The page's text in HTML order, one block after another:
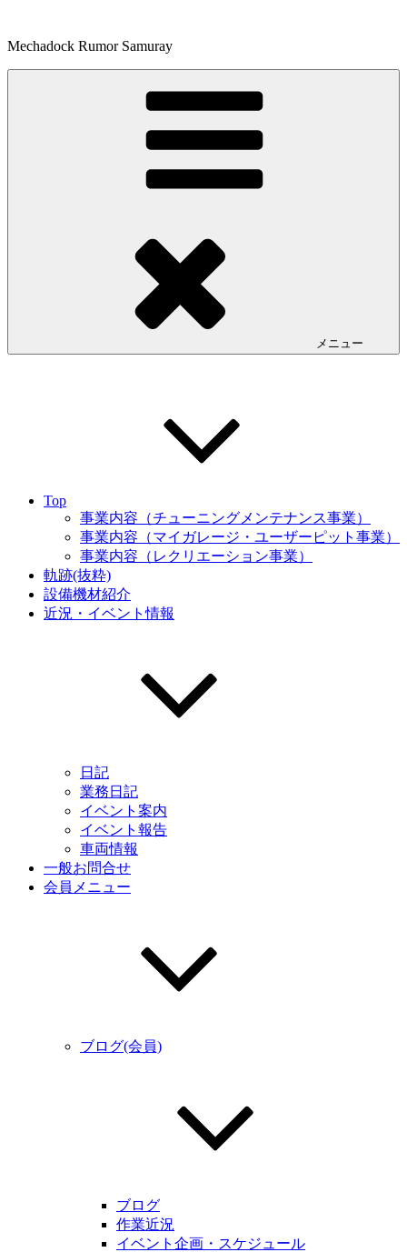
テ
ン
Mechadock Rumor Samuray
メニュー
Top
事業内容（チューニングメンテナンス事業）
事業内容（マイガレージ・ユーザーピット事業）
事業内容（レクリエーション事業）
軌跡(抜粋)
設備機材紹介
近況・イベント情報
日記
業務日記
イベント案内
イベント報告
車両情報
一般お問合せ
会員メニュー
ブログ(会員)
ブログ
作業近況
イベント企画・スケジュール